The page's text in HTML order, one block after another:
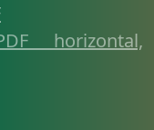
horizontal,